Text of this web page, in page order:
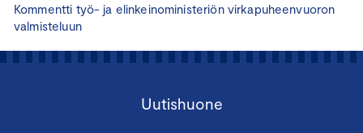
Kommentti työ- ja elinkeinoministeriön virkapuheenvuoron
valmisteluun
Uutishuone